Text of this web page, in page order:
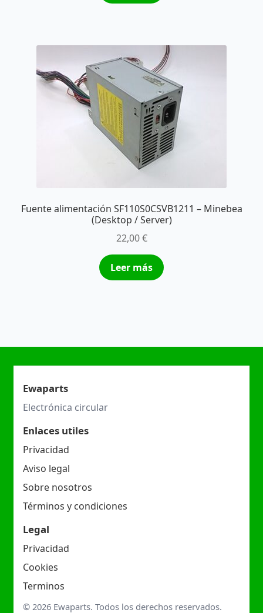
Fuente alimentación SF110S0CSVB1211 – Minebea
(Desktop / Server)
22,00€
Leer más
Ewaparts
Electrónica circular
Enlaces utiles
Privacidad
Aviso legal
Sobre nosotros
Términos y condiciones
Legal
Privacidad
Cookies
Terminos
© 2026 Ewaparts. Todos los derechos reservados.